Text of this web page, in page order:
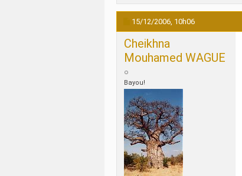
15/12/2006, 10h06
Cheikhna
Mouhamed WAGUE
Bayou!